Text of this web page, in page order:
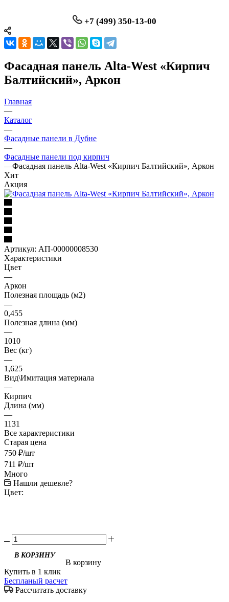
+7 (499) 350-13-00
Фасадная панель Alta-West «Кирпич
Балтийский», Аркон
Главная
—
Каталог
—
Фасадные панели в Дубне
—
Фасадные панели под кирпич
—Фасадная панель Alta-West «Кирпич Балтийский», Аркон
Хит
Акция
Артикул: АП-00000008530
Характеристики
Цвет
—
Аркон
Полезная площадь (м2)
—
0,455
Полезная длина (мм)
—
1010
Вес (кг)
—
1,625
Вид\Имитация материала
—
Кирпич
Длина (мм)
—
1131
Все характеристики
Старая цена
750 ₽/шт
711 ₽/шт
Много
Нашли дешевле?
Цвет:
В корзину
Купить в 1 клик
Беспланый расчет
Рассчитать доставку